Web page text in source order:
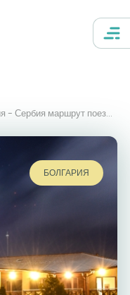
маршрут поездки на машине
БОЛГАРИЯ